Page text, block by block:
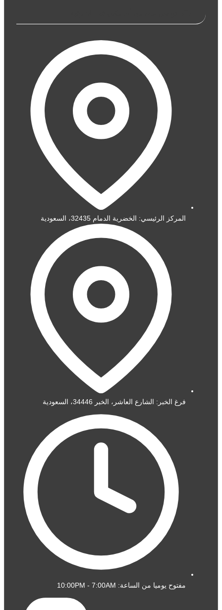
المركز الرئيسي: الخضرية الدمام 32435، السعودية
فرغ الخبر: الشارع العاشر، الخبر 34446، السعودية
مفتوح يوميا من الساعة: 10:00PM - 7:00AM